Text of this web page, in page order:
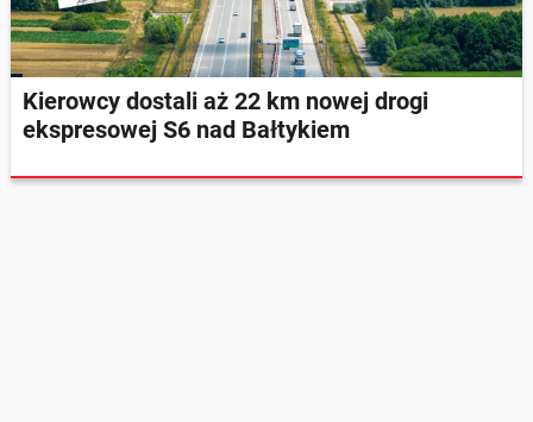
Kierowcy dostali aż 22 km nowej drogi
ekspresowej S6 nad Bałtykiem